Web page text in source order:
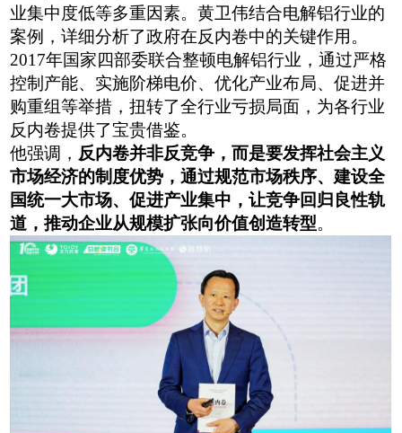
业集中度低等多重因素。黄卫伟结合电解铝行业的
案例，详细分析了政府在反内卷中的关键作用。
2017年国家四部委联合整顿电解铝行业，通过严格
控制产能、实施阶梯电价、优化产业布局、促进并
购重组等举措，扭转了全行业亏损局面，为各行业
反内卷提供了宝贵借鉴。
他强调， 反内卷并非反竞争，而是要发挥社会主义
市场经济的制度优势，通过规范市场秩序、建设全
国统一大市场、促进产业集中，让竞争回归良性轨
道，推动企业从规模扩张向价值创造转型。